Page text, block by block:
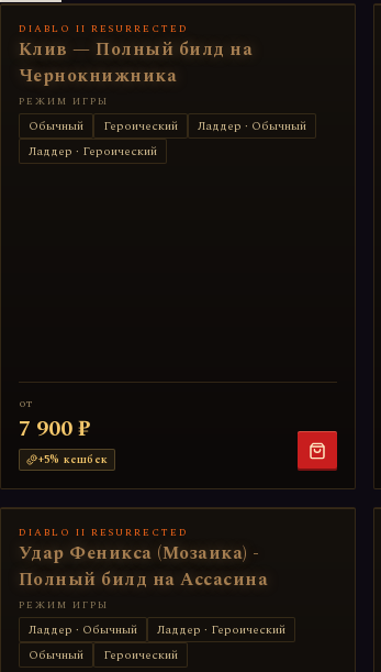
DIABLO II RESURRECTED
Клив — Полный билд на
Чернокнижника
РЕЖИМ ИГРЫ
Обычный Героический
Ладдер · Обычный
Ладдер · Героический
от
7 900 ₽
+5% кешбек
DIABLO II RESURRECTED
Удар Феникса (Мозаика) -
Полный билд на Ассасина
РЕЖИМ ИГРЫ
Ладдер · Обычный
Ладдер · Героический
Обычный
Героический